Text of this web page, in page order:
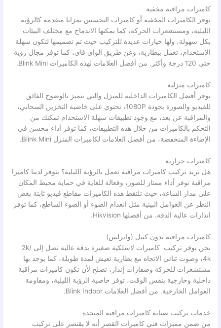
كاميرات مراقبة مخفية
نوفر الكاميرات المخفية أو كاميرات التجسس بمزايا متقدمة كالرؤية
الليلية، ومستشعرات الحركة، كما يمكنها الاندماج مع مختلف البيئات
بكل سهولة، ولها خيارات عديدة للتركيب حيث تم تصميمها لتكون سهلة
الاستخدام، تعمل ببطارية، وعن طريق الواي فاي، كما توفر مجال رؤية
حتى 120 درجة وأكثر. من أفضل العلامات لهذه الكاميرات Blink Mini.
كاميرات منزلية
نوفر أفضل الكاميرات الداخلية للمنزل والتي تتميز بالوضوح الفائق
للفيديو والصورة بجودة 1080P، تحتوي على خاصية التخزين السحابي،
والمراقبة عن بعد، مع وجود تطبيقات سهلة الاستخدام تمكنك من
التحكم بالكاميرات من خلال هذه التطبيقات، كما توفر أداء محسن في
الإضاءة المنخفضة، من أفضل العلامات لكاميرات المنزل Blink Mini.
كاميرات حرارية
هل تريد تركيب كاميرات مراقبة تعمل بالرؤية الليلية؟ يتوفر لدينا كاميرا
مراقبة توفر أداء ممتاز للصور، وفعالة للغاية في حماية محيط المكان
على مدار الساعة، حيث تلتقط هذه الكاميرات مقاطع فيديو ثابتة بغض
النظر عن العوامل البيئية مثل انعدام الضوء أو الضوء الساطع، كما توفر
انذارات عالية الدقة. من أفضلها Hikvision.
كاميرات مراقبة بدون كيبل (وايرلس)
نحن نوفر تركيب كاميرات لاسلكية صغيرة بدقة عالية تصل إلى 2k/
4k، وصوت ثنائي الاتجاه مع بطارية تعيش لمدة طويلة، كما يوجد بها
مستشعرات للحركة وصفارات إنذار، تصلح لأن تكون كاميرات مراقبة
داخلية وخارجية بنفس الوقت، توفر خاصية الرؤية الليلية، ومقاومة
العوامل الخارجية. من أفضل العلامات Blink Indoor.
خدمات تركيب صيانة كاميرات مراقبة المتحدة
من ضمن مميزات فني كاميرات القصر أنه لا يقتصر على تركيب